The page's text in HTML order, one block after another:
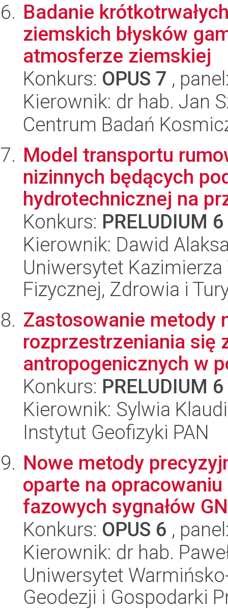
Badanie
ziemskich błysków
atmosferze ziemskiej
Konkurs: OPUS 7 ,
Kierownik: dr hab. Jan
Centrum Badań
Model transportu
nizinnych będących
hydrotechnicznej na
Konkurs: PRELUDIUM 6
Kierownik: Dawid
Uniwersytet Kazimierza
Fizycznej, Zdrowia i
Zastosowanie metody
rozprzestrzeniania się
antropogenicznych w
Konkurs: PRELUDIUM 6
Kierownik: Sylwia
Instytut Geofizyki PAN
Nowe metody
oparte na
fazowych sygnałów
Konkurs: OPUS 6 ,
Kierownik: dr hab.
Uniwersytet
Geodezji i Gospodarki